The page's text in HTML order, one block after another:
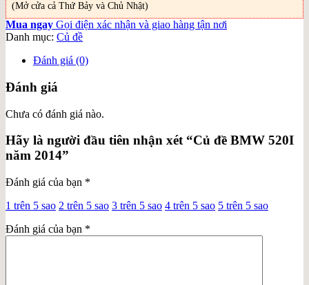
(Mở cửa cả Thứ Bảy và Chủ Nhật)
Mua ngay Gọi điện xác nhận và giao hàng tận nơi
Danh mục: Củ đề
Đánh giá (0)
Đánh giá
Chưa có đánh giá nào.
Hãy là người đầu tiên nhận xét “Củ đề BMW 520I
năm 2014”
Đánh giá của bạn *
1 trên 5 sao 2 trên 5 sao 3 trên 5 sao 4 trên 5 sao 5 trên 5 sao
Đánh giá của bạn *